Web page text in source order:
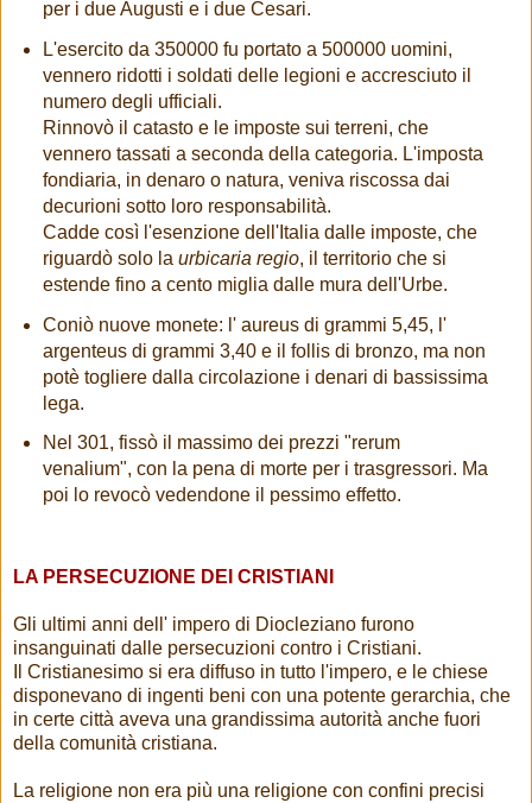
per i due Augusti e i due Cesari.
L'esercito da 350000 fu portato a 500000 uomini,
vennero ridotti i soldati delle legioni e accresciuto il
numero degli ufficiali.
Rinnovò il catasto e le imposte sui terreni, che
vennero tassati a seconda della categoria. L'imposta
fondiaria, in denaro o natura, veniva riscossa dai
decurioni sotto loro responsabilità.
Cadde così l'esenzione dell'Italia dalle imposte, che
riguardò solo la urbicaria regio, il territorio che si
estende fino a cento miglia dalle mura dell'Urbe.
Coniò nuove monete: l' aureus di grammi 5,45, l'
argenteus di grammi 3,40 e il follis di bronzo, ma non
potè togliere dalla circolazione i denari di bassissima
lega.
Nel 301, fissò il massimo dei prezzi "rerum
venalium", con la pena di morte per i trasgressori. Ma
poi lo revocò vedendone il pessimo effetto.
LA PERSECUZIONE DEI CRISTIANI
Gli ultimi anni dell' impero di Diocleziano furono
insanguinati dalle persecuzioni contro i Cristiani.
Il Cristianesimo si era diffuso in tutto l'impero, e le chiese
disponevano di ingenti beni con una potente gerarchia, che
in certe città aveva una grandissima autorità anche fuori
della comunità cristiana.
La religione non era più una religione con confini precisi